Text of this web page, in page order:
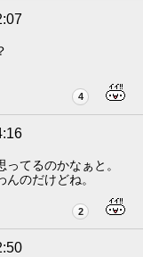
4
てるのかなぁと。
のだけどね。
2